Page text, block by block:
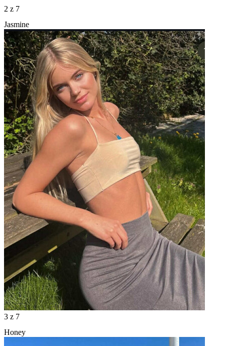
2 z 7
Jasmine
3 z 7
Honey